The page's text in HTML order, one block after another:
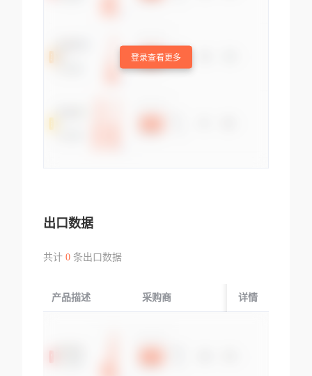
登录查看更多
出口数据
共计 0条出口数据
产品描述 采购商 起运国/地区
详情